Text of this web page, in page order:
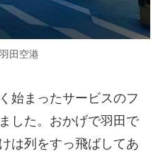
田空港
始まったサービスのフ
した。おかげで羽田で
は列をすっ飛ばしてあ